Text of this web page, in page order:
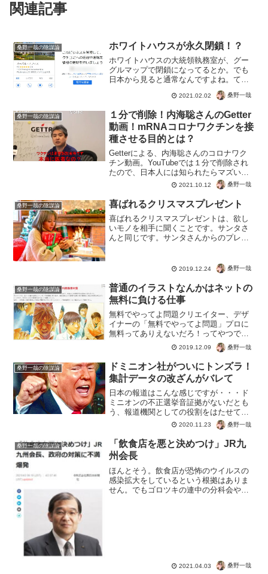
関連記事
桑野一哉の陰謀論 ホワイトハウスが永久閉鎖！？
ホワイトハウスの大統領執務室が、グー
グルマップで閉鎖になってるとか。でも
日本から見ると通常なんですよね。てか
オーナー募集中？ｗまぁ政府がマイビジ
ネス登録しないか。ホワイトハウスの大
統領執務室が「永久に閉鎖された」とグ
ーグルマップで表示されて...
2021.02.02 桑野一哉
桑野一哉の陰謀論
１分で削除！内海聡さんのGetter
動画！mRNAコロナワクチンを接
種させる目的とは？
Getterによる、内海聡さんのコロナワク
チン動画。YouTubeでは１分で削除され
たので、日本人には知られたらマズいの
でしょう。しかしビルゲイツによる人口
削減計画が本当だったとはオドロキです
ね。確かにブレイクスルー感染やワクチ
ンパスポート...
2021.10.12 桑野一哉
桑野一哉の陰謀論 喜ばれるクリスマスプレゼント
喜ばれるクリスマスプレゼントは、欲し
いモノを相手に聞くことです。サンタさ
んと同じです。サンタさんからのプレゼ
から。自分の揚げたいモノではなく、相
2019.12.24 桑野一哉
桑野一哉の陰謀論
普通のイラストなんかはネットの
無料に負ける仕事
無料でやってよ問題クリエイター、デザ
イナーの「無料でやってよ問題」プロに
無料ってありえないだろ！ってやつです
ね。でも、西野亮廣さんの「革命のファ
ンファーレ」をリピ読みしたら、答が書
いてるやん・・・革命のファンファーレ
現代のお金と広告新品価...
2019.12.09 桑野一哉
桑野一哉の陰謀論
ドミニオン社がついにトンズラ！
集計データの改ざんがバレて
日本の報道はこんな感じですが・・・ド
ミニオンの不正選挙音証拠がないだとも
う、報道機関としての役割をはたせてい
ないですよね。信じて真に受ける日本人
も被害者です。米国のトランプ信者がト
ランプのデマを信じるのは、愚かしい
が、分かる。しかし、日本の...
2020.11.23 桑野一哉
桑野一哉の陰謀論
「飲食店を悪と決めつけ」JR九
州会長
ほんとそう。飲食店が恐怖のウイルスの
感染拡大をしているという根拠はありま
せん。でもゴロツキの連中の分科会や、
2021.04.03 桑野一哉